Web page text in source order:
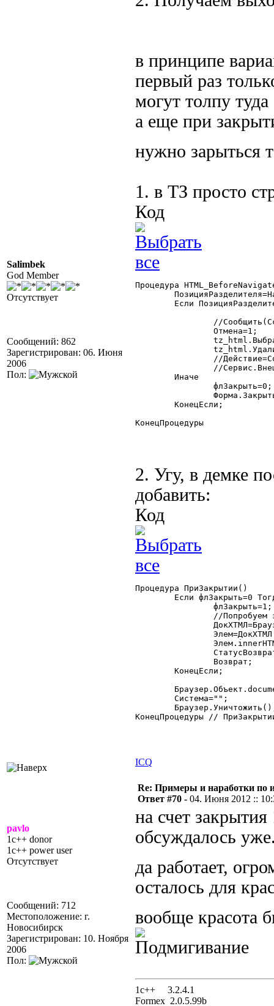
Salimbek
God Member
Отсутствует
Сообщений: 862
Зарегистрирован: 06. Июня
2006
Пол:
в принципе
первый раз
могут толпу
а еще при
нужно зарыться
1. в ТЗ просто
Код
Процедура
КонецПроцедуры
2. Угу, в демке
добавить:
Код
Процедура ПриЗакрытии()
КонецПроцедуры //
ICQ
pavlo
1c++ donor
1c++ power user
Отсутствует
Сообщений: 712
Местоположение: г.
Новосибирск
Зарегистрирован: 10. Ноября
2006
Пол:
Re: Примеры и наработки по
Ответ #70 - 04. Июня 2012 ::
на счет
обсуждалось
да работает,
осталось для
вообще красота
1с++ 3.2.4.1
Formex 2.0.5.99b